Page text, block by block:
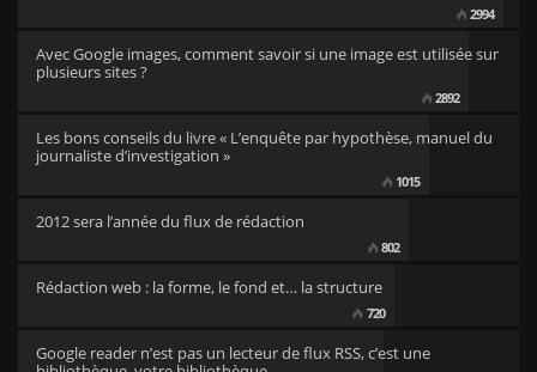
2994
Avec Google images, comment savoir si une image est utilisée sur
plusieurs sites ?
2892
Les bons conseils du livre « L’enquête par hypothèse, manuel du
journaliste d’investigation »
1015
2012 sera l’année du flux de rédaction
802
Rédaction web : la forme, le fond et… la structure
720
Google reader n’est pas un lecteur de flux RSS, c’est une